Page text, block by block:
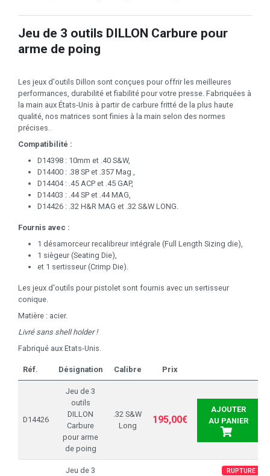
Jeu de 3 outils DILLON Carbure pour
arme de poing
Les jeux d'outils Dillon sont conçues pour offrir les meilleures
performances, durabilité et fiabilité pour votre presse. Fabriquées à
la main aux États-Unis à partir de carbure fritté de la plus haute
qualité, nos matrices sont finies à la main selon des normes
précises.
Compatibilité :
D14398 : 10mm et .40 S&W,
D14400 : .38 SP et .357 Mag ,
D14404 : .45 ACP et .45 GAP,
D14403 : .44 SP et .44 MAG,
D14426 : .32 H&R MAG et .32 S&W LONG.
Fournis avec :
1 désamorceur recalibreur intégrale (Full Length Sizing die),
1 siègeur (Seating Die),
et 1 sertisseur (Crimp Die).
Les jeux d'outils pour pistolet sont fournis avec un sertisseur
conique.
Matière : acier.
Livré sans shell holder !
Fabriqué aux Etats-Unis.
Réf. Désignation Calibre Prix
D14426
Jeu de 3
outils
DILLON
Carbure
pour arme
de poing
.32 S&W
Long
195,00€
AJOUTER
AU PANIER
Jeu de 3
RUPTURE